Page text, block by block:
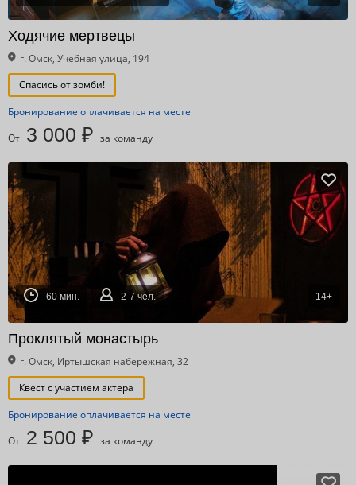
Ходячие мертвецы
г. Омск, Учебная улица, 194
Спасись от зомби!
Бронирование оплачивается на месте
От 3 000 ₽ за команду
60 мин. 2-7 чел. 14+
Проклятый монастырь
г. Омск, Иртышская набережная, 32
Квест с участием актера
Бронирование оплачивается на месте
От 2 500 ₽ за команду